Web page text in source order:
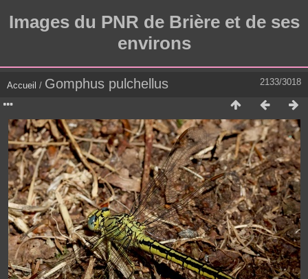
Images du PNR de Brière et de ses
environs
2133/3018
Accueil / Gomphus pulchellus